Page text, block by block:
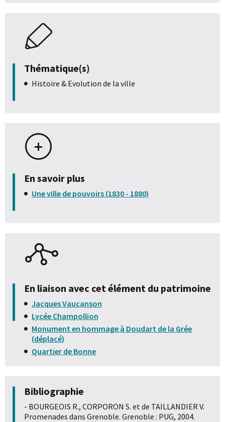
Thématique(s)
Histoire & Evolution de la ville
En savoir plus
Une ville de pouvoirs (1830 - 1880)
En liaison avec cet élément du patrimoine
Jacques Vaucanson
Lycée Champollion
Monument en hommage à Doudart de la Grée
(déplacé)
Quartier de Bonne
Bibliographie
- BOURGEOIS R., CORPORON S. et de TAILLANDIER V.
Promenades dans Grenoble. Grenoble : PUG, 2004.